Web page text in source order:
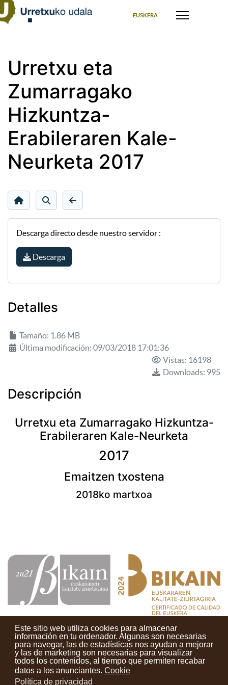
Este sitio web utiliza cookies para almacenar
información en tu ordenador. Algunas son necesarias
para navegar, las de estadísticas nos ayudan a mejorar
y las de marketing son necesarias para visualizar
todos los contenidos, al tiempo que permiten recabar
datos a los anunciantes. Cookie
Política de privacidad
EUSKERA
Urretxu eta
Zumarragako
Hizkuntza-
Erabileraren Kale-
Neurketa 2017
Descarga directo desde nuestro servidor :
Descarga
Detalles
Tamaño: 1.86 MB
Última modificación: 09/03/2018 17:01:36
Vistas: 16198
Downloads: 995
Descripción
Urretxu eta Zumarragako Hizkuntza-
Erabileraren Kale-Neurketa
2017
Emaitzen txostena
2018ko martxoa
Contactos Condiciones de uso Aviso legal
Noticias
Tu opinión cuenta